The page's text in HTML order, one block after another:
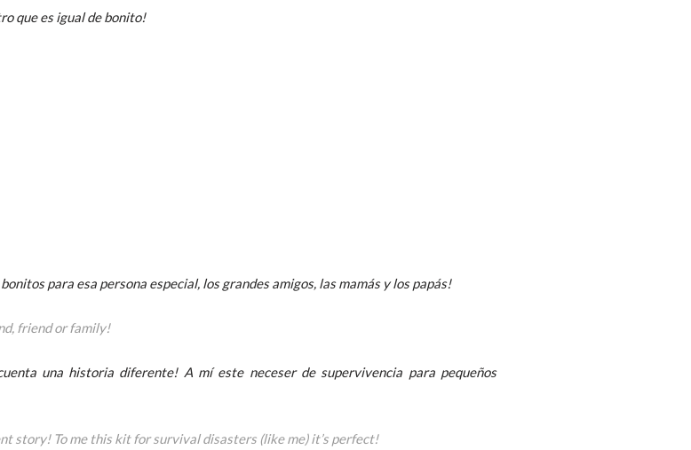
que es igual de bonito!
para esa persona especial, los grandes amigos, las mamás y los papás!
friend or family!
una historia diferente! A mí este neceser de supervivencia para pequeños
story! To me this kit for survival disasters (like me) it’s perfect!